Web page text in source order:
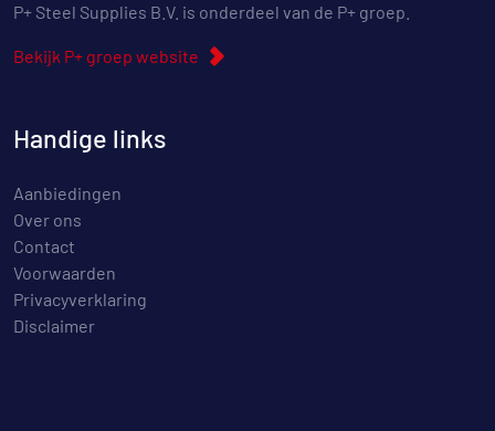
P+ Steel Supplies B.V. is onderdeel van de P+ groep.
Bekijk P+ groep website
Handige links
Aanbiedingen
Over ons
Contact
Voorwaarden
Privacyverklaring
Disclaimer